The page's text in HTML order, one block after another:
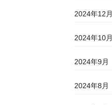
2024年12月
2024年10月
2024年9月
2024年8月